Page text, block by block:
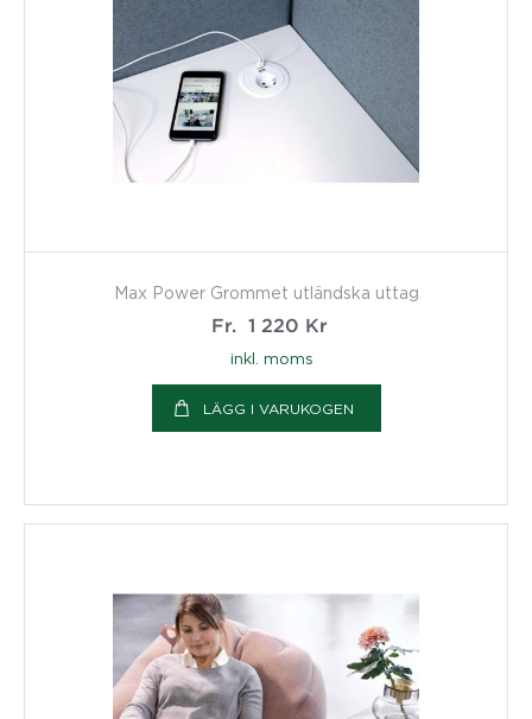
Max Power Grommet utländska uttag
Fr.
1 220 Kr
inkl. moms
LÄGG I VARUKOGEN